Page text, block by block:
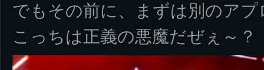
でもその前に、まずは別のア
こっちは正義の悪魔だぜぇ～？